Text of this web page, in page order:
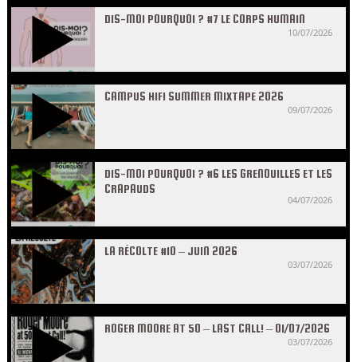
DIS-MOI POURQUOI ? #7 LE CORPS HUMAIN
10/07/2026
CAMPUS HIFI SUMMER MIXTAPE 2026
09/07/2026
DIS-MOI POURQUOI ? #6 LES GRENOUILLES ET LES
CRAPAUDS
04/07/2026
LA RÉCOLTE #10 – JUIN 2026
03/07/2026
ROGER MOORE AT 50 – LAST CALL! – 01/07/2026
03/07/2026